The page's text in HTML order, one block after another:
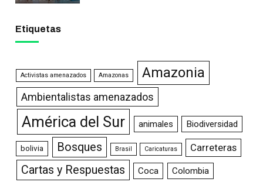
Etiquetas
Activistas amenazados Amazonas Amazonia
Ambientalistas amenazados
América del Sur animales Biodiversidad
bolivia Bosques Brasil Caricaturas Carreteras
Cartas y Respuestas Coca Colombia